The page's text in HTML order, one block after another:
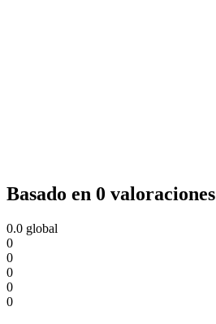
Basado en 0 valoraciones
0.0 global
0
0
0
0
0